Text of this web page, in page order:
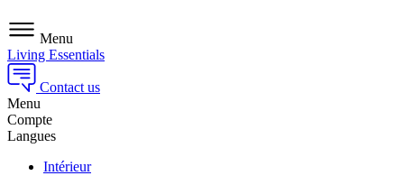
Menu
Living Essentials
Contact us
Menu
Compte
Langues
Intérieur